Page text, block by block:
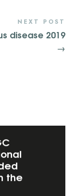
NEXT POST
disease 2019
→
the